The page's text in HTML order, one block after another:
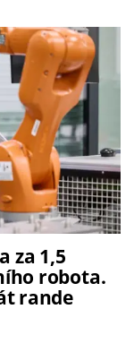
za 1,5
robota.
rande